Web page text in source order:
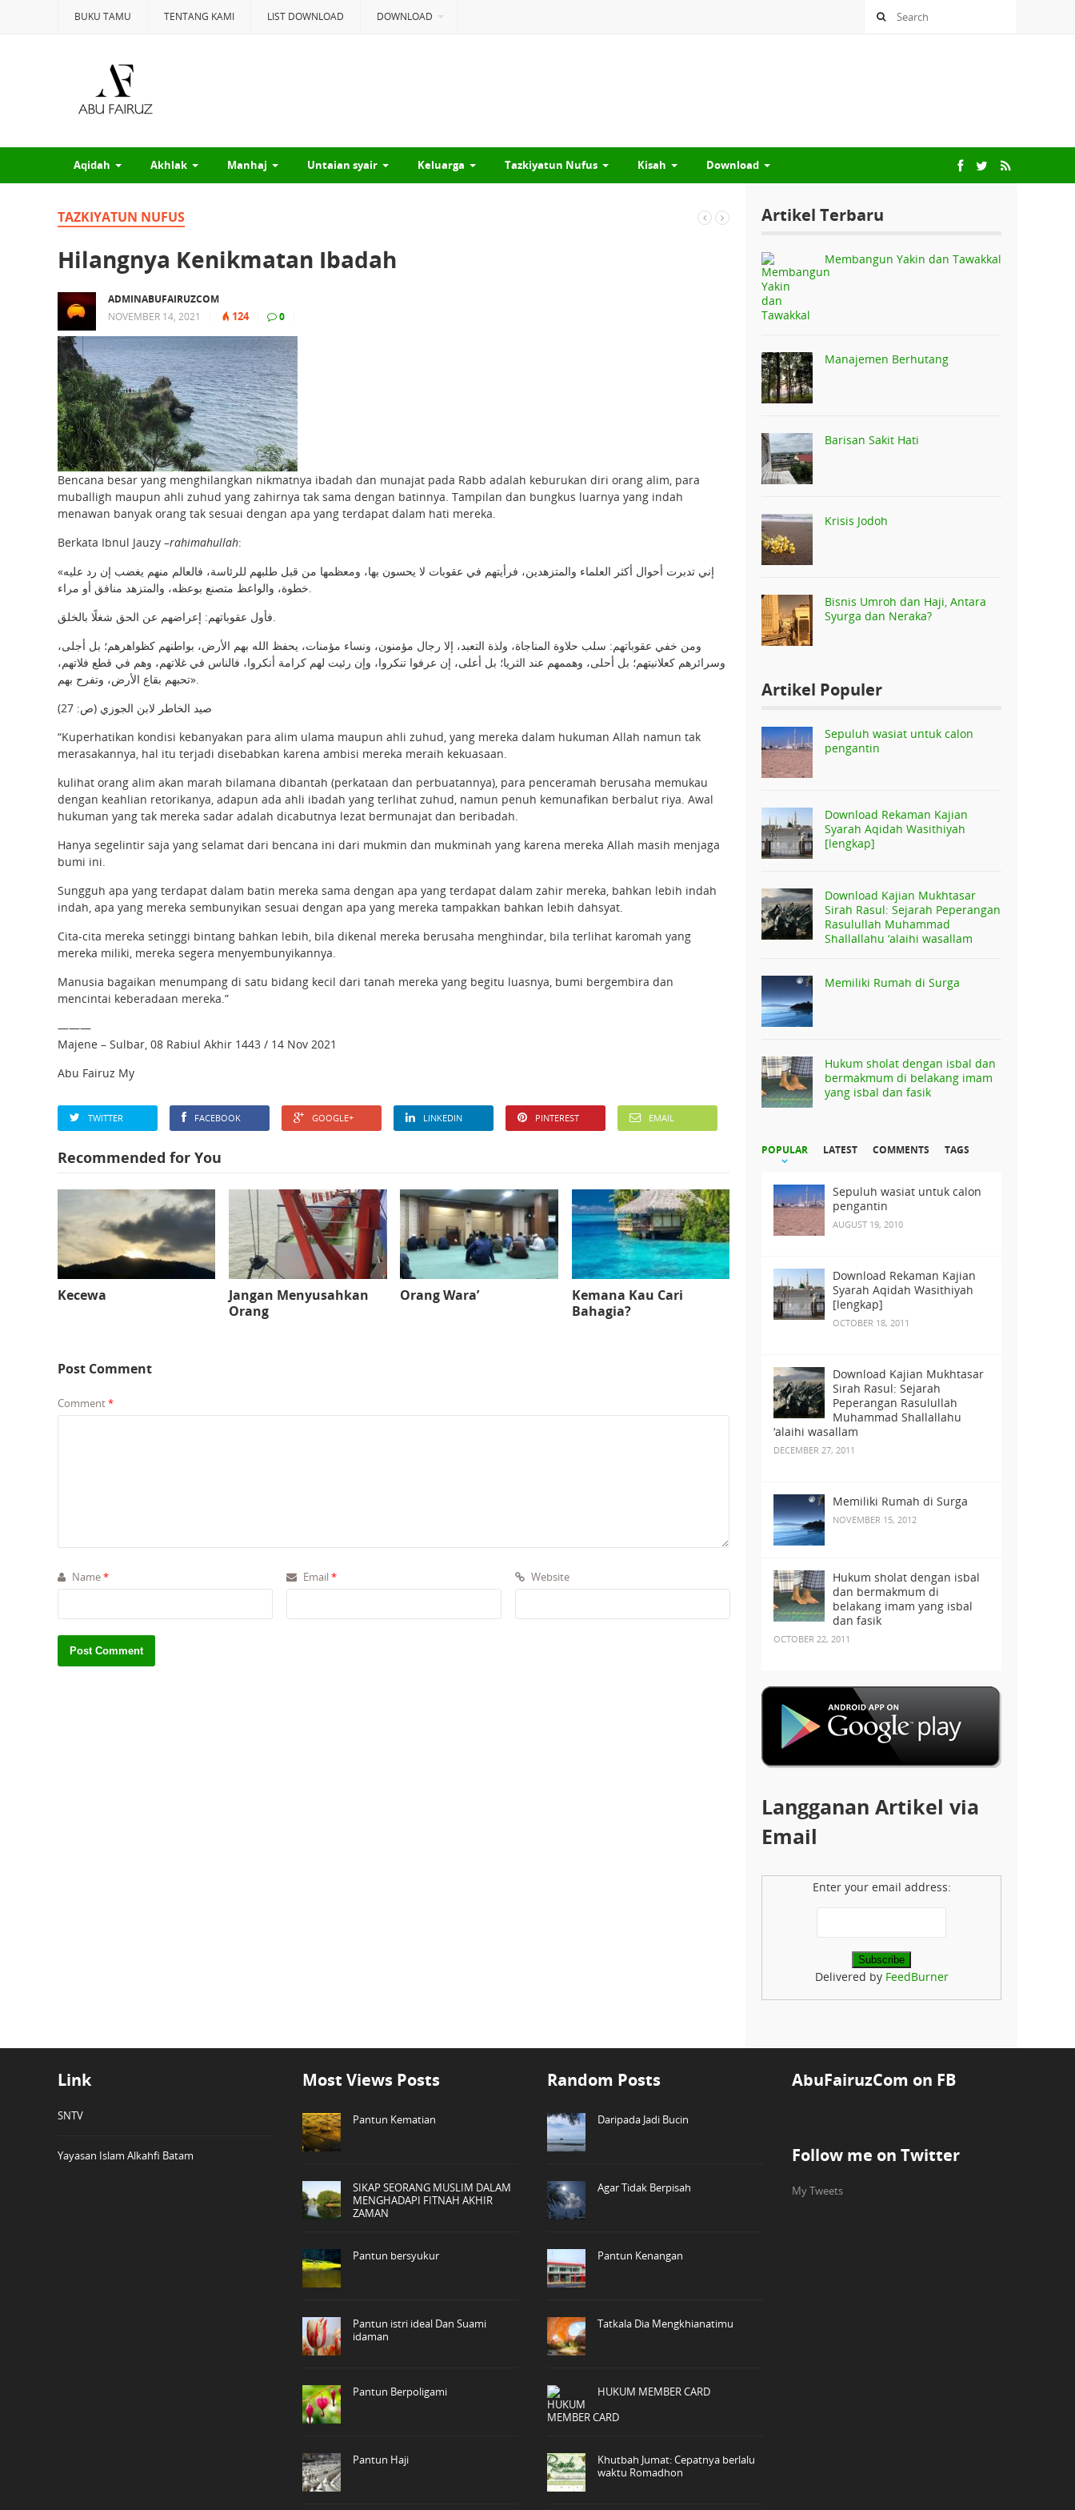
BUKU TAMU TENTANG KAMI LIST DOWNLOAD DOWNLOAD
Aqidah Akhlak Manhaj Untaian syair Keluarga Tazkiyatun Nufus Kisah Download
TAZKIYATUN NUFUS
Hilangnya Kenikmatan Ibadah
ADMINABUFAIRUZCOM
NOVEMBER 14, 2021
124 0
Bencana besar yang menghilangkan nikmatnya ibadah dan munajat pada Rabb adalah keburukan diri orang alim, para
muballigh maupun ahli zuhud yang zahirnya tak sama dengan batinnya. Tampilan dan bungkus luarnya yang indah
menawan banyak orang tak sesuai dengan apa yang terdapat dalam hati mereka.
Berkata Ibnul Jauzy –rahimahullah:
«إني تدبرت أحوال أكثر العلماء والمتزهدين، فرأيتهم في عقوبات لا يحسون بها، ومعظمها من قبل طلبهم للرئاسة، فالعالم منهم يغضب إن رد عليه
خطوة، والواعظ متصنع بوعظه، والمتزهد منافق أو مراء.
فأول عقوباتهم: إعراضهم عن الحق شغلًا بالخلق.
ومن خفي عقوباتهم: سلب حلاوة المناجاة، ولذة التعبد، إلا رجال مؤمنون، ونساء مؤمنات، يحفظ الله بهم الأرض، بواطنهم كظواهرهم؛ بل أجلى،
وسرائرهم كعلانيتهم؛ بل أحلى، وهممهم عند الثريا؛ بل أعلى، إن عرفوا تنكروا، وإن رئيت لهم كرامة أنكروا، فالناس في غلاتهم، وهم في قطع فلاتهم،
تحبهم بقاع الأرض، وتفرح بهم».
صيد الخاطر لابن الجوزي (ص: 27)
“Kuperhatikan kondisi kebanyakan para alim ulama maupun ahli zuhud, yang mereka dalam hukuman Allah namun tak
merasakannya, hal itu terjadi disebabkan karena ambisi mereka meraih kekuasaan.
kulihat orang alim akan marah bilamana dibantah (perkataan dan perbuatannya), para penceramah berusaha memukau
dengan keahlian retorikanya, adapun ada ahli ibadah yang terlihat zuhud, namun penuh kemunafikan berbalut riya. Awal
hukuman yang tak mereka sadar adalah dicabutnya lezat bermunajat dan beribadah.
Hanya segelintir saja yang selamat dari bencana ini dari mukmin dan mukminah yang karena mereka Allah masih menjaga
bumi ini.
Sungguh apa yang terdapat dalam batin mereka sama dengan apa yang terdapat dalam zahir mereka, bahkan lebih indah
indah, apa yang mereka sembunyikan sesuai dengan apa yang mereka tampakkan bahkan lebih dahsyat.
Cita-cita mereka setinggi bintang bahkan lebih, bila dikenal mereka berusaha menghindar, bila terlihat karomah yang
mereka miliki, mereka segera menyembunyikannya.
Manusia bagaikan menumpang di satu bidang kecil dari tanah mereka yang begitu luasnya, bumi bergembira dan
mencintai keberadaan mereka.”
———
Majene – Sulbar, 08 Rabiul Akhir 1443 / 14 Nov 2021
Abu Fairuz My
TWITTER FACEBOOK GOOGLE+ LINKEDIN PINTEREST EMAIL
Recommended for You
Kecewa
Jangan Menyusahkan
Orang
Orang Wara’
Kemana Kau Cari
Bahagia?
Post Comment
Comment*
Name* Email * Website
Artikel Terbaru
Membangun Yakin dan Tawakkal
Manajemen Berhutang
Barisan Sakit Hati
Krisis Jodoh
Bisnis Umroh dan Haji, Antara
Syurga dan Neraka?
Artikel Populer
Sepuluh wasiat untuk calon
pengantin
Download Rekaman Kajian
Syarah Aqidah Wasithiyah
[lengkap]
Download Kajian Mukhtasar
Sirah Rasul: Sejarah Peperangan
Rasulullah Muhammad
Shallallahu ‘alaihi wasallam
Memiliki Rumah di Surga
Hukum sholat dengan isbal dan
bermakmum di belakang imam
yang isbal dan fasik
POPULAR LATEST COMMENTS TAGS
Sepuluh wasiat untuk calon
pengantin
AUGUST 19, 2010
Download Rekaman Kajian
Syarah Aqidah Wasithiyah
[lengkap]
OCTOBER 18, 2011
Download Kajian Mukhtasar
Sirah Rasul: Sejarah
Peperangan Rasulullah
Muhammad Shallallahu
‘alaihi wasallam
DECEMBER 27, 2011
Memiliki Rumah di Surga
NOVEMBER 15, 2012
Hukum sholat dengan isbal
dan bermakmum di
belakang imam yang isbal
dan fasik
OCTOBER 22, 2011
Langganan Artikel via
Email
Enter your email address:
Delivered by FeedBurner
Link
SNTV
Yayasan Islam Alkahfi Batam
Most Views Posts
Pantun Kematian
SIKAP SEORANG MUSLIM DALAM
MENGHADAPI FITNAH AKHIR
ZAMAN
Pantun bersyukur
Pantun istri ideal Dan Suami
idaman
Pantun Berpoligami
Pantun Haji
Random Posts
Daripada Jadi Bucin
Agar Tidak Berpisah
Pantun Kenangan
Tatkala Dia Mengkhianatimu
HUKUM MEMBER CARD
Khutbah Jumat: Cepatnya berlalu
waktu Romadhon
AbuFairuzCom on FB
Follow me on Twitter
My Tweets